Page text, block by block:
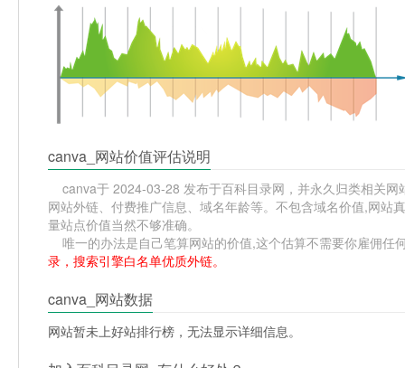
canva_网站价值评估说明
canva于 2024-03-28 发布于百科目录网，并永久归类相关
网站外链、付费推广信息、域名年龄等。不包含域名价值,网
量站点价值当然不够准确。
唯一的办法是自己笔算网站的价值,这个估算不需要你雇佣任
录，搜索引擎白名单优质外链。
canva_网站数据
网站暂未上好站排行榜，无法显示详细信息。